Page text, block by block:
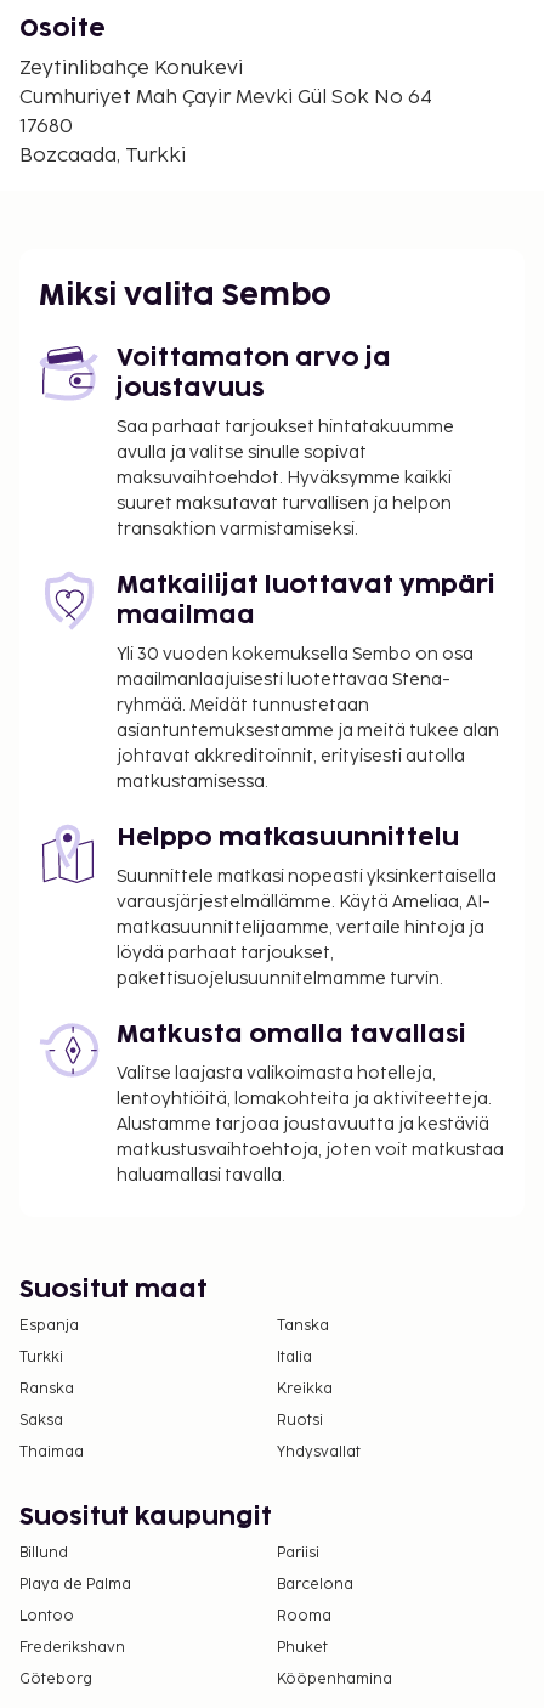
Beylik Köyün ranta - 4,7 km / 2,9 mi
Habbelen ranta - 4,9 km / 3 mi
Corvus-viinitarhat - 5 km / 3,1 mi
Mitosin ranta - 5,7 km / 3,5 mi
Avana ranta - 6 km / 3,7 mi
Osoite
Zeytinlibahçe Konukevi
Cumhuriyet Mah Çayir Mevki Gül Sok No 64
17680
Bozcaada, Turkki
Miksi valita Sembo
Voittamaton arvo ja
joustavuus
Saa parhaat tarjoukset hintatakuumme
avulla ja valitse sinulle sopivat
maksuvaihtoehdot. Hyväksymme kaikki
suuret maksutavat turvallisen ja helpon
transaktion varmistamiseksi.
Matkailijat luottavat ympäri
maailmaa
Yli 30 vuoden kokemuksella Sembo on osa
maailmanlaajuisesti luotettavaa Stena-
ryhmää. Meidät tunnustetaan
asiantuntemuksestamme ja meitä tukee alan
johtavat akkreditoinnit, erityisesti autolla
matkustamisessa.
Helppo matkasuunnittelu
Suunnittele matkasi nopeasti yksinkertaisella
varausjärjestelmällämme. Käytä Ameliaa, AI-
matkasuunnittelijaamme, vertaile hintoja ja
löydä parhaat tarjoukset,
pakettisuojelusuunnitelmamme turvin.
Matkusta omalla tavallasi
Valitse laajasta valikoimasta hotelleja,
lentoyhtiöitä, lomakohteita ja aktiviteetteja.
Alustamme tarjoaa joustavuutta ja kestäviä
matkustusvaihtoehtoja, joten voit matkustaa
haluamallasi tavalla.
Suositut maat
Espanja
Tanska
Turkki
Italia
Ranska
Kreikka
Saksa
Ruotsi
Thaimaa
Yhdysvallat
Suositut kaupungit
Billund
Pariisi
Playa de Palma
Barcelona
Lontoo
Rooma
Frederikshavn
Phuket
Göteborg
Kööpenhamina